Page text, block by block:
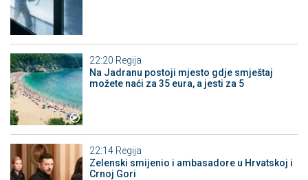
22:20 Regija
Na Jadranu postoji mjesto gdje smještaj
možete naći za 35 eura, a jesti za 5
22:14 Regija
Zelenski smijenio i ambasadore u Hrvatskoj i
Crnoj Gori